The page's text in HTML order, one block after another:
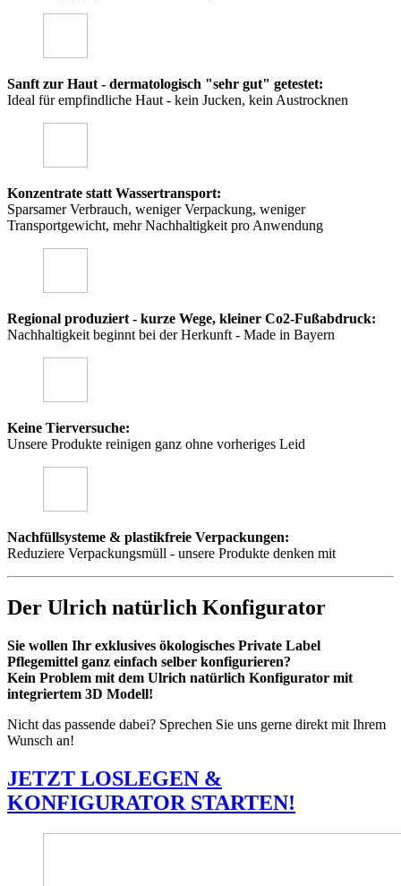
Sanft zur Haut - dermatologisch "sehr gut" getestet:
Ideal für empfindliche Haut - kein Jucken, kein Austrocknen
Konzentrate statt Wassertransport:
Sparsamer Verbrauch, weniger Verpackung, weniger
Transportgewicht, mehr Nachhaltigkeit pro Anwendung
Regional produziert - kurze Wege, kleiner Co2-Fußabdruck:
Nachhaltigkeit beginnt bei der Herkunft - Made in Bayern
Keine Tierversuche:
Unsere Produkte reinigen ganz ohne vorheriges Leid
Nachfüllsysteme & plastikfreie Verpackungen:
Reduziere Verpackungsmüll - unsere Produkte denken mit
Der Ulrich natürlich Konfigurator
Sie wollen Ihr exklusives ökologisches Private Label
Pflegemittel ganz einfach selber konfigurieren?
Kein Problem mit dem Ulrich natürlich Konfigurator mit
integriertem 3D Modell!
Nicht das passende dabei? Sprechen Sie uns gerne direkt mit Ihrem
Wunsch an!
JETZT LOSLEGEN &
KONFIGURATOR STARTEN!